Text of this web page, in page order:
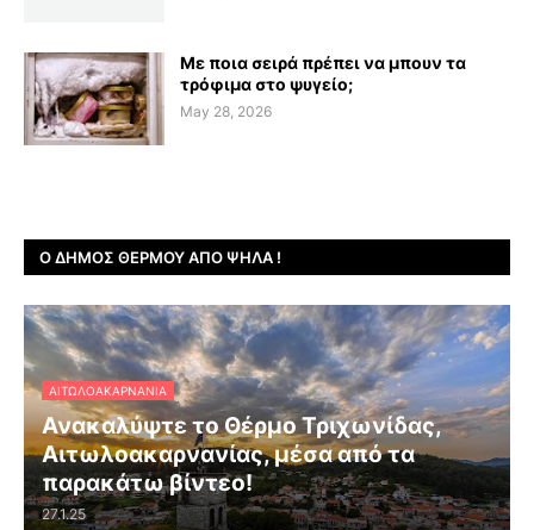
Με ποια σειρά πρέπει να μπουν τα
τρόφιμα στο ψυγείο;
May 28, 2026
Ο ΔΉΜΟΣ ΘΈΡΜΟΥ ΑΠΌ ΨΗΛΆ !
ΑΙΤΩΛΟΑΚΑΡΝΑΝΊΑ
Ανακαλύψτε το Θέρμο Τριχωνίδας,
Αιτωλοακαρνανίας, μέσα από τα
παρακάτω βίντεο!
27.1.25